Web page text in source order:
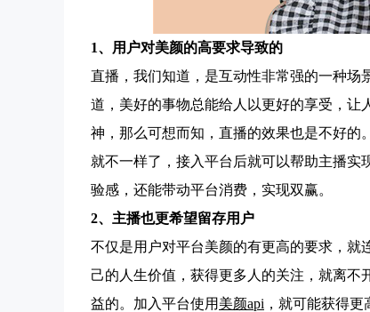
1、用户对美颜的高要求导致的
直播，我们知道，是互动性非常强的一种场
道，美好的事物总能给人以更好的享受，让
神，那么可想而知，直播的效果也是不好的
就不一样了，接入平台后就可以帮助主播
验感，还能带动平台消费，实现双赢。
2、主播也更希望留存用户
不仅是用户对平台美颜的有更高的要求，就
己的人生价值，获得更多人的关注，就离
益的。加入平台使用 美颜api ，就可能获得